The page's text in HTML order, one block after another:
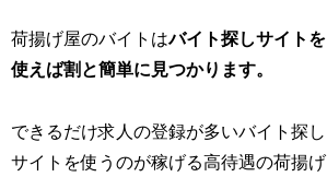
荷揚げ屋のバイトはバイト探しサイトを
使えば割と簡単に見つかります。
できるだけ求人の登録が多いバイト探し
サイトを使うのが稼げる高待遇の荷揚げ